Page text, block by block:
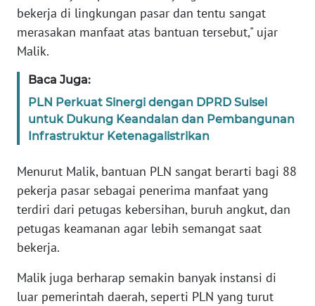
bekerja di lingkungan pasar dan tentu sangat
merasakan manfaat atas bantuan tersebut," ujar
Malik.
Baca Juga:
PLN Perkuat Sinergi dengan DPRD Sulsel
untuk Dukung Keandalan dan Pembangunan
Infrastruktur Ketenagalistrikan
Menurut Malik, bantuan PLN sangat berarti bagi 88
pekerja pasar sebagai penerima manfaat yang
terdiri dari petugas kebersihan, buruh angkut, dan
petugas keamanan agar lebih semangat saat
bekerja.
Malik juga berharap semakin banyak instansi di
luar pemerintah daerah, seperti PLN yang turut
WN
SERAMBI
JAMBI
WN
SULTRA
WN
NTB
SULTENG
WN
SULBAR